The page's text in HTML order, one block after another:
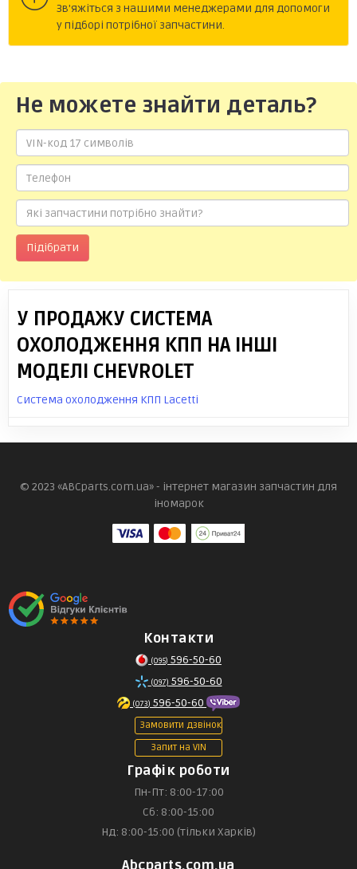
Зв'яжіться з нашими менеджерами для допомоги
у підборі потрібної запчастини.
Не можете знайти деталь?
Підібрати
У ПРОДАЖУ СИСТЕМА
ОХОЛОДЖЕННЯ КПП НА ІНШІ
МОДЕЛІ CHEVROLET
Система охолодження КПП Lacetti
© 2023 «ABCparts.com.ua» - інтернет магазин запчастин для
іномарок
Контакти
(095) 596-50-60
(097) 596-50-60
(073) 596-50-60
Замовити дзвінок
Запит на VIN
Графік роботи
Пн-Пт: 8:00-17:00
Сб: 8:00-15:00
Нд: 8:00-15:00 (тільки Харків)
Abcparts.com.ua